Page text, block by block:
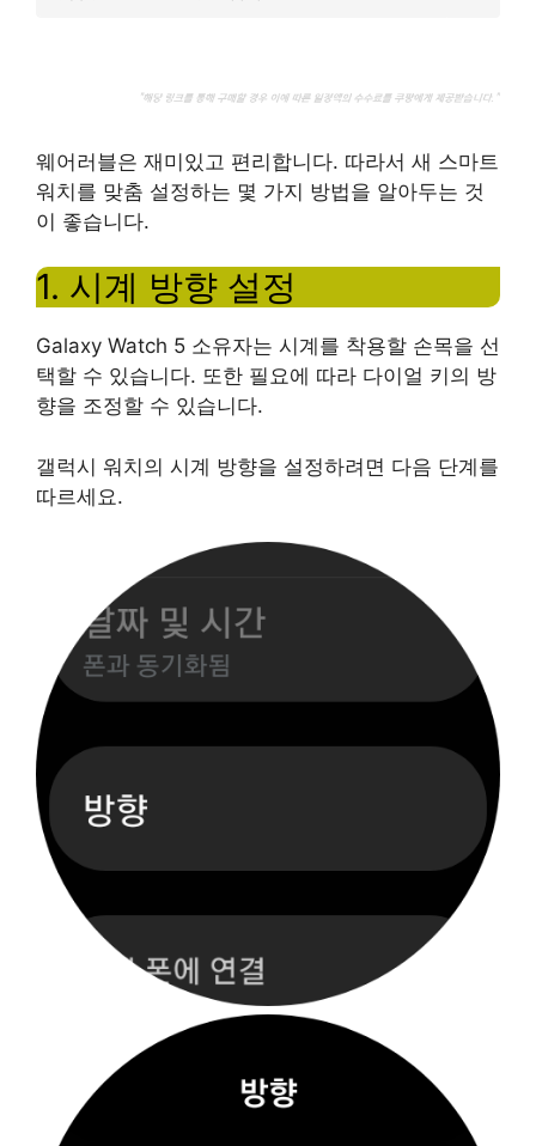
웨어러블은 재미있고 편리합니다. 따라서 새 스마트
워치를 맞춤 설정하는 몇 가지 방법을 알아두는 것
이 좋습니다.
1. 시계 방향 설정
Galaxy Watch 5 소유자는 시계를 착용할 손목을 선
택할 수 있습니다. 또한 필요에 따라 다이얼 키의 방
향을 조정할 수 있습니다.
갤럭시 워치의 시계 방향을 설정하려면 다음 단계를
따르세요.